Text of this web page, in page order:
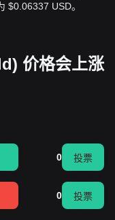
$0.06337 USD。
价格会上涨
0 投票
0 投票